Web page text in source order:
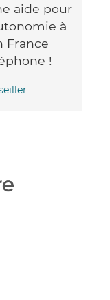
aide pour
à
France
!